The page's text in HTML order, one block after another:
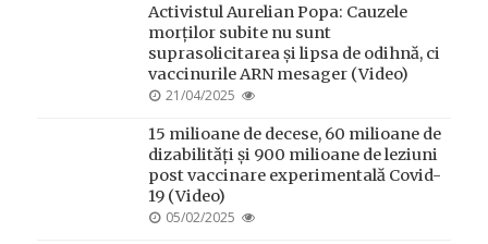
Activistul Aurelian Popa: Cauzele
morților subite nu sunt
suprasolicitarea și lipsa de odihnă, ci
vaccinurile ARN mesager (Video)
POSTED
21/04/2025
15 milioane de decese, 60 milioane de
dizabilități și 900 milioane de leziuni
post vaccinare experimentală Covid-
19 (Video)
POSTED
05/02/2025